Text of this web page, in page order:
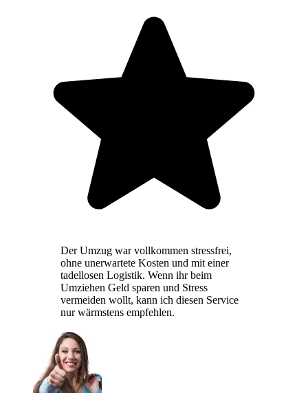
Der Umzug war vollkommen stressfrei,
ohne unerwartete Kosten und mit einer
tadellosen Logistik. Wenn ihr beim
Umziehen Geld sparen und Stress
vermeiden wollt, kann ich diesen Service
nur wärmstens empfehlen.